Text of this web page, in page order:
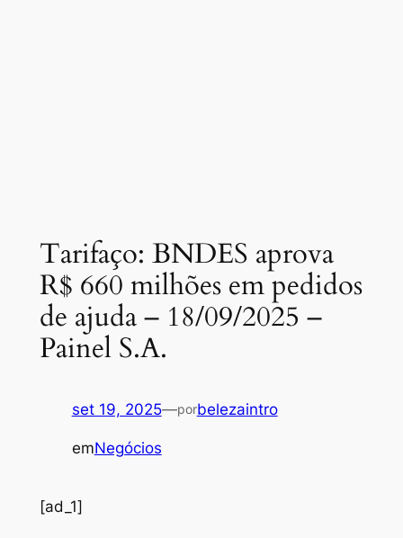
Tarifaço: BNDES aprova
R$ 660 milhões em pedidos
de ajuda – 18/09/2025 –
Painel S.A.
set 19, 2025—porbelezaintro
emNegócios
[ad_1]